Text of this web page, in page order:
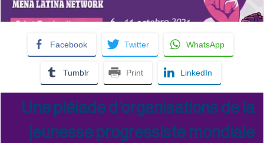
Facebook Twitter WhatsApp
Tumblr Print LinkedIn
Une pléiade d’organisations de la
jeunesse progressiste mondiale